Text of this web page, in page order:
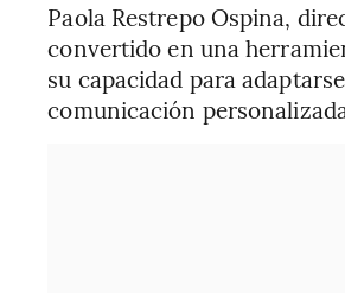
Paola Restrepo Ospina,
convertido en una
su capacidad para
comunicación